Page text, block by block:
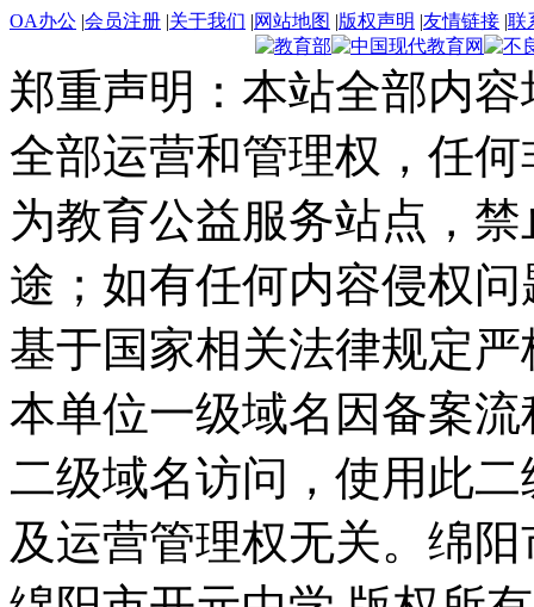
OA办公 |会员注册 |关于我们 |网站地图 |版权声明 |友情链接 |联
郑重声明：本站全部内
全部运营和管理权，任
为教育公益服务站点，
途；如有任何内容侵权
基于国家相关法律规定
本单位一级域名因备案
二级域名访问，使用此
及运营管理权无关。 绵阳